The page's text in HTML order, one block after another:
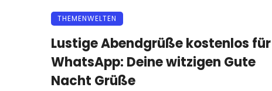
THEMENWELTEN
Lustige Abendgrüße kostenlos für
WhatsApp: Deine witzigen Gute
Nacht Grüße